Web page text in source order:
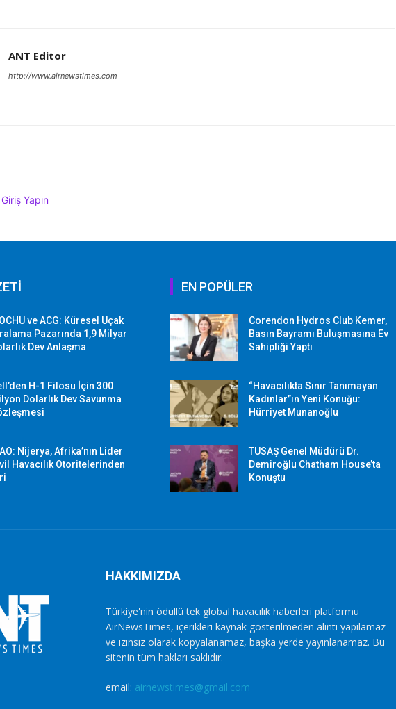
ANT Editor
http://www.airnewstimes.com
Yapın
ve ACG: Küresel Uçak
Pazarında 1,9 Milyar
Dev Anlaşma
H-1 Filosu İçin 300
Dolarlık Dev Savunma
Nijerya, Afrika’nın Lider
Havacılık Otoritelerinden
EN POPÜLER
Corendon Hydros Club Kemer,
Basın Bayramı Buluşmasına Ev
Sahipliği Yaptı
“Havacılıkta Sınır Tanımayan
Kadınlar”ın Yeni Konuğu:
Hürriyet Munanoğlu
TUSAŞ Genel Müdürü Dr.
Demiroğlu Chatham House’ta
Konuştu
HAKKIMIZDA
Türkiye'nin ödüllü tek global havacılık haberleri platformu
AirNewsTimes, içerikleri kaynak gösterilmeden alıntı yapılamaz
ve izinsiz olarak kopyalanamaz, başka yerde yayınlanamaz. Bu
sitenin tüm hakları saklıdır.
email: airnewstimes@gmail.com